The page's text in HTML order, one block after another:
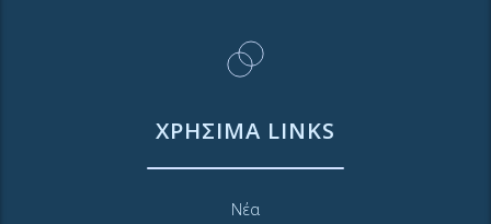
ΧΡΗΣΙΜΑ LINKS
Νέα